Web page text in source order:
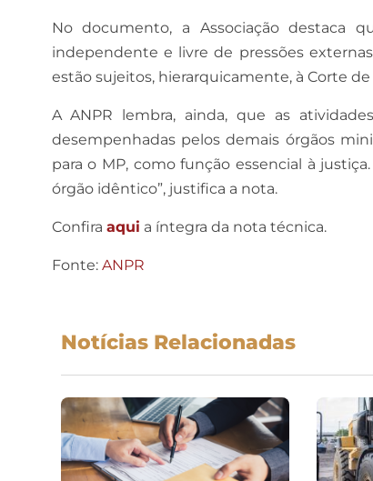
No documento, a Associação destaca
independente e livre de pressões
estão sujeitos, hierarquicamente, à Corte de
A ANPR lembra, ainda, que as
desempenhadas pelos demais órgãos
para o MP, como função essencial à
órgão idêntico”, justifica a nota.
Confira aqui a íntegra da nota técnica.
Fonte: ANPR
Notícias Relacionadas